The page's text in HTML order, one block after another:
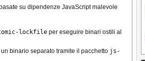
su dipendenze JavaScript malevole
lockfile per eseguire binari ostili al
binario separato tramite il pacchetto js-